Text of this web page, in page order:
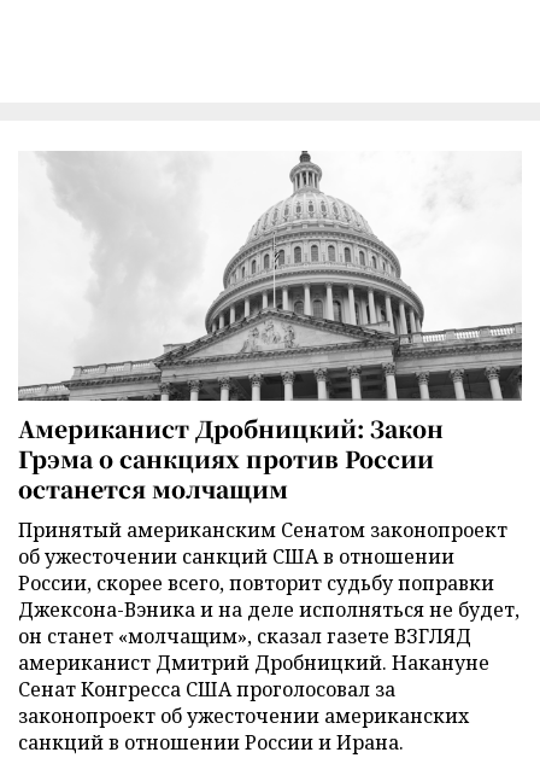
Американист Дробницкий: Закон
Грэма о санкциях против России
останется молчащим
Принятый американским Сенатом законопроект
об ужесточении санкций США в отношении
России, скорее всего, повторит судьбу поправки
Джексона-Вэника и на деле исполняться не будет,
он станет «молчащим», сказал газете ВЗГЛЯД
американист Дмитрий Дробницкий. Накануне
Сенат Конгресса США проголосовал за
законопроект об ужесточении американских
санкций в отношении России и Ирана.